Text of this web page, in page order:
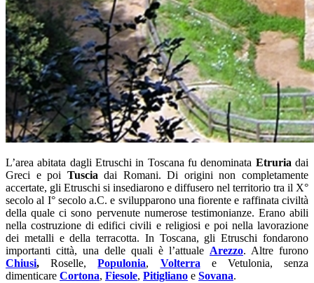
L’area abitata dagli Etruschi in Toscana fu denominata Etruria dai
Greci e poi Tuscia dai Romani. Di origini non completamente
accertate, gli Etruschi si insediarono e diffusero nel territorio tra il X°
secolo al I° secolo a.C. e svilupparono una fiorente e raffinata civiltà
della quale ci sono pervenute numerose testimonianze. Erano abili
nella costruzione di edifici civili e religiosi e poi nella lavorazione
dei metalli e della terracotta. In Toscana, gli Etruschi fondarono
importanti città, una delle quali è l’attuale Arezzo. Altre furono
Chiusi, Roselle,Populonia, Volterra e Vetulonia, senza
dimenticare Cortona, Fiesole, Pitigliano e Sovana.